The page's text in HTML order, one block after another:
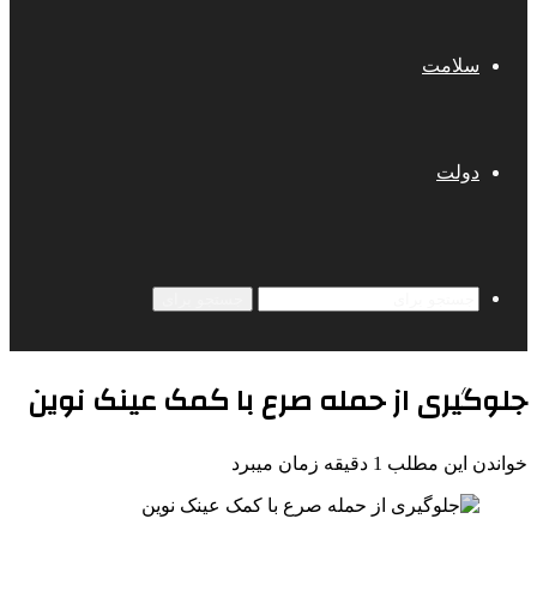
سلامت
دولت
جلوگیری از حمله صرع با کمک عینک نوین
خواندن این مطلب 1 دقیقه زمان میبرد